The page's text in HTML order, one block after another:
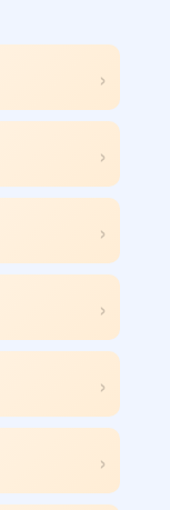
›
›
›
›
›
›